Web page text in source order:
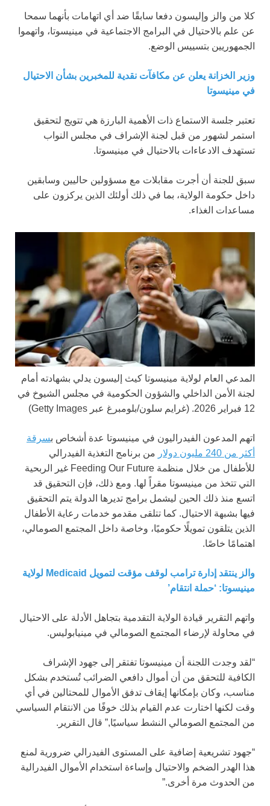
كلا من والز وإليسون دفعا سابقًا ضد أي اتهامات بأنهما سمحا
عن علم بالاحتيال في البرامج الاجتماعية في مينيسوتا، واتهموا
الجمهوريين بتسييس الوضع.
وزير الخزانة يعلن عن مكافآت نقدية للمخبرين بشأن الاحتيال
في مينيسوتا
تعتبر جلسة الاستماع ذات الأهمية البارزة هي تتويج لتحقيق
استمر لشهور من قبل لجنة الإشراف في مجلس النواب
تستهدف الادعاءات بالاحتيال في مينيسوتا.
سبق للجنة أن أجرت مقابلات مع مسؤولين حاليين وسابقين
داخل حكومة الولاية، بما في ذلك أولئك الذين يركزون على
مساعدات الغذاء.
المدعي العام لولاية مينيسوتا كيث إليسون يدلي بشهادته أمام
لجنة الأمن الداخلي والشؤون الحكومية في مجلس الشيوخ في
12 فبراير 2026.
(غرايم سلون/بلومبرغ عبر Getty Images)
اتهم المدعون الفيدراليون في مينيسوتا عدة أشخاص بسرقة
أكثر من 240 مليون دولار
من برنامج التغذية الفيدرالي
للأطفال من خلال منظمة Feeding Our Future غير الربحية
التي تتخذ من مينيسوتا مقراً لها. ومع ذلك، فإن التحقيق قد
اتسع منذ ذلك الحين ليشمل برامج تديرها الدولة يتم التحقيق
فيها بشبهة الاحتيال. كما تتلقى مقدمو خدمات رعاية الأطفال
الذين يتلقون تمويلًا حكوميًا، وخاصة داخل المجتمع الصومالي،
اهتمامًا خاصًا.
والز ينتقد إدارة ترامب لوقف مؤقت لتمويل Medicaid لولاية
مينيسوتا: ‘حملة انتقام’
واتهم التقرير قيادة الولاية التقدمية بتجاهل الأدلة على الاحتيال
في محاولة لإرضاء المجتمع الصومالي في مينيابوليس.
“لقد وجدت اللجنة أن مينيسوتا تفتقر إلى جهود الإشراف
الكافية للتحقق من أن أموال دافعي الضرائب تُستخدم بشكل
مناسب، وكان بإمكانها إيقاف تدفق الأموال للمحتالين في أي
وقت لكنها اختارت عدم القيام بذلك خوفًا من الانتقام السياسي
من المجتمع الصومالي النشط سياسيًا,” قال التقرير.
“جهود تشريعية إضافية على المستوى الفيدرالي ضرورية لمنع
هذا الهدر الضخم والاحتيال وإساءة استخدام الأموال الفيدرالية
من الحدوث مرة أخرى.”